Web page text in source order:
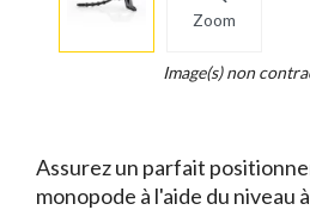
Zoom
Image(s) non
Assurez un parfait
monopode à l'aide du